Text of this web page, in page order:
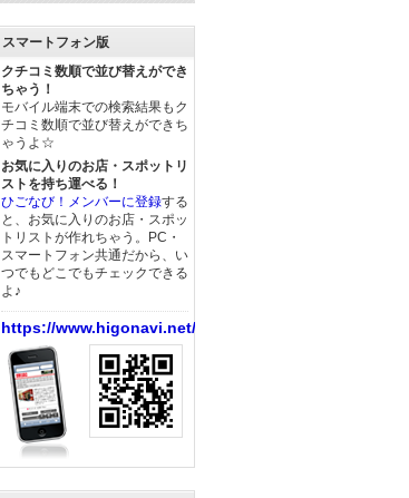
スマートフォン版
クチコミ数順で並び替えができ
ちゃう！
モバイル端末での検索結果もク
チコミ数順で並び替えができち
ゃうよ☆
お気に入りのお店・スポットリ
ストを持ち運べる！
ひごなび！メンバーに登録する
と、お気に入りのお店・スポッ
トリストが作れちゃう。PC・
スマートフォン共通だから、い
つでもどこでもチェックできる
よ♪
https://www.higonavi.net/